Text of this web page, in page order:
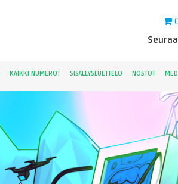
KAIKKI NUMEROT SISÄLLYSLUETTELO NOSTOT